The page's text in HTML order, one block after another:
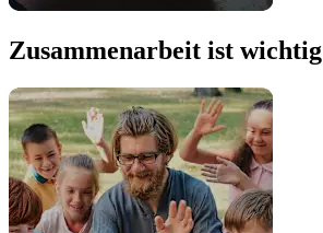
Zusammenarbeit ist wichtig